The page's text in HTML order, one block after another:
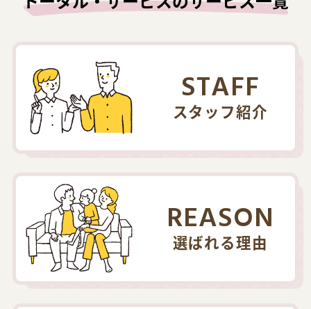
STAFF
スタッフ紹介
REASON
選ばれる理由